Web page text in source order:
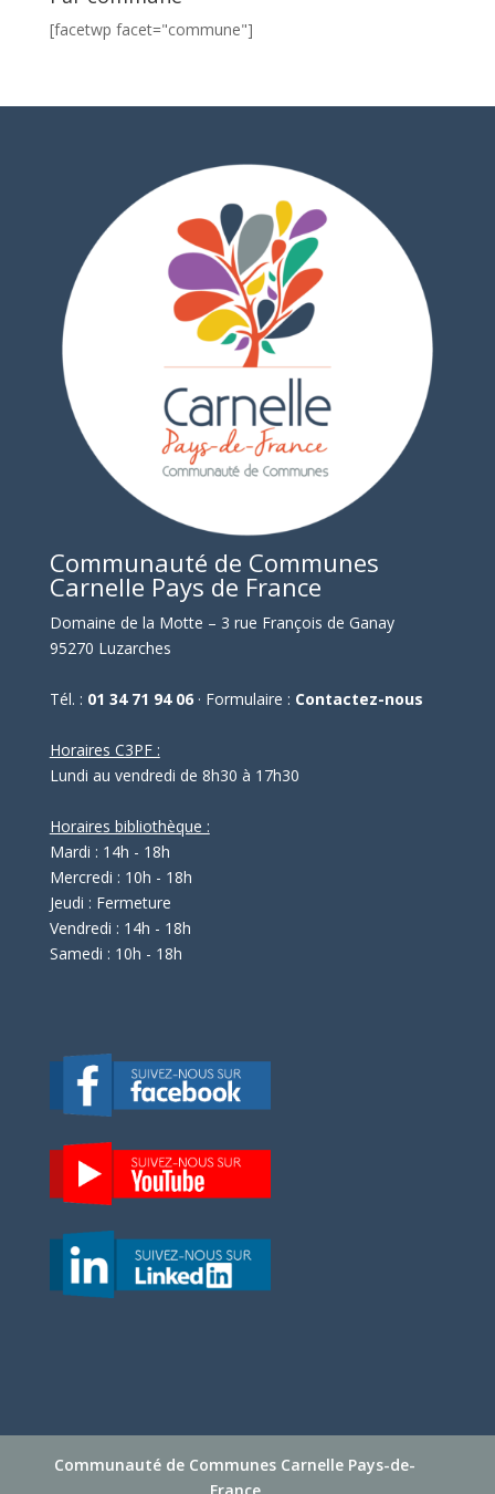
[facetwp facet="commune"]
Communauté de Communes
Carnelle Pays de France
Domaine de la Motte – 3 rue François de Ganay
95270 Luzarches
Tél. : 01 34 71 94 06· Formulaire : Contactez-nous
Horaires C3PF :
Lundi au vendredi de 8h30 à 17h30
Horaires bibliothèque :
Mardi : 14h - 18h
Mercredi : 10h - 18h
Jeudi : Fermeture
Vendredi : 14h - 18h
Samedi : 10h - 18h
Communauté de Communes Carnelle Pays-de-